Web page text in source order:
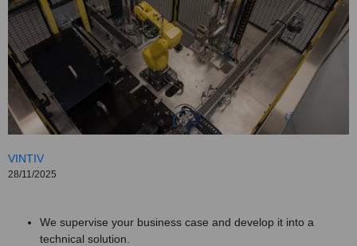
VINTIV
28/11/2025
We supervise your business case and develop it into a
technical solution.